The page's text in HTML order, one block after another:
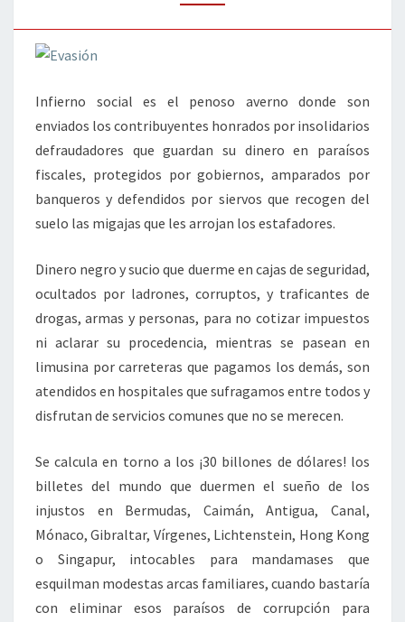
Infierno social es el penoso averno donde son
enviados los contribuyentes honrados por insolidarios
defraudadores que guardan su dinero en paraísos
fiscales, protegidos por gobiernos, amparados por
banqueros y defendidos por siervos que recogen del
suelo las migajas que les arrojan los estafadores.
Dinero negro y sucio que duerme en cajas de seguridad,
ocultados por ladrones, corruptos, y traficantes de
drogas, armas y personas, para no cotizar impuestos
ni aclarar su procedencia, mientras se pasean en
limusina por carreteras que pagamos los demás, son
atendidos en hospitales que sufragamos entre todos y
disfrutan de servicios comunes que no se merecen.
Se calcula en torno a los ¡30 billones de dólares! los
billetes del mundo que duermen el sueño de los
injustos en Bermudas, Caimán, Antigua, Canal,
Mónaco, Gibraltar, Vírgenes, Lichtenstein, Hong Kong
o Singapur, intocables para mandamases que
esquilman modestas arcas familiares, cuando bastaría
con eliminar esos paraísos de corrupción para